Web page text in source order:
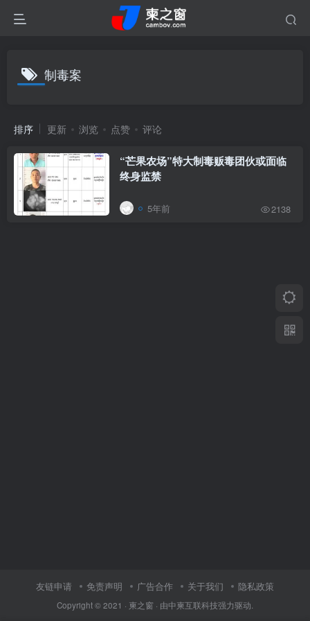
制毒案
排序 更新 浏览 点赞 评论
“芒果农场”特大制毒贩毒团伙或面临
终身监禁
5年前 2138
友链申请 免责声明 广告合作 关于我们 隐私政策
Copyright © 2021 · 柬之窗 · 由中柬互联科技强力驱动.